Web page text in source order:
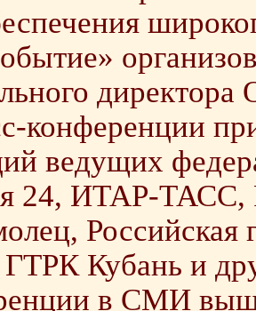
конференции
ведущих
24, ИТАР-ТАСС,
Российская
ГТРК Кубань и
в СМИ